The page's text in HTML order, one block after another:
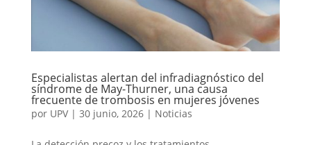
Especialistas alertan del infradiagnóstico del
síndrome de May-Thurner, una causa
frecuente de trombosis en mujeres jóvenes
por UPV| 30 junio, 2026| Noticias